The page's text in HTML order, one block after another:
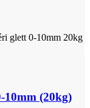
glett 0-10mm 20kg
10mm (20kg)